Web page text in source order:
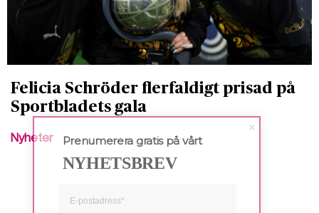
Felicia Schröder flerfaldigt prisad på
Sportbladets gala
Nyheter Prenumerera gratis på vårt
NYHETSBREV